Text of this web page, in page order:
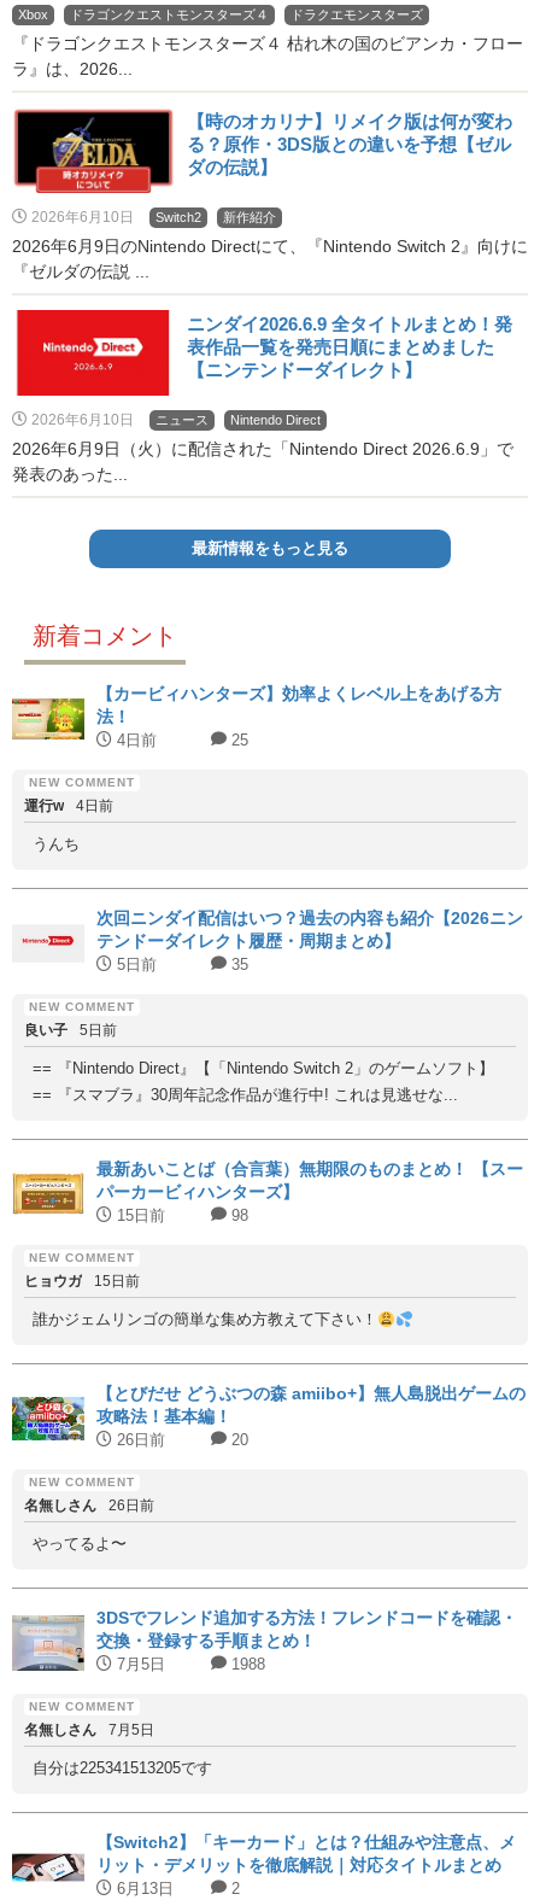
Xbox ドラゴンクエストモンスターズ４ ドラクエモンスターズ
『ドラゴンクエストモンスターズ４ 枯れ木の国のビアンカ・フロー
ラ』は、2026...
【時のオカリナ】リメイク版は何が変わ
る？原作・3DS版との違いを予想【ゼル
ダの伝説】
2026年6月10日 Switch2 新作紹介
2026年6月9日のNintendo Directにて、『Nintendo Switch 2』向けに
『ゼルダの伝説 ...
ニンダイ2026.6.9 全タイトルまとめ！発
表作品一覧を発売日順にまとめました
【ニンテンドーダイレクト】
2026年6月10日 ニュース Nintendo Direct
2026年6月9日（火）に配信された「Nintendo Direct 2026.6.9」で
発表のあった...
最新情報をもっと見る
新着コメント
【カービィハンターズ】効率よくレベル上をあげる方
法！
4日前 25
運行w 4日前
うんち
次回ニンダイ配信はいつ？過去の内容も紹介【2026ニン
テンドーダイレクト履歴・周期まとめ】
5日前 35
良い子 5日前
== 『Nintendo Direct』【「Nintendo Switch 2」のゲームソフト】
== 『スマブラ』30周年記念作品が進行中! これは見逃せな...
最新あいことば（合言葉）無期限のものまとめ！ 【スー
パーカービィハンターズ】
15日前 98
ヒョウガ 15日前
誰かジェムリンゴの簡単な集め方教えて下さい！
【とびだせ どうぶつの森 amiibo+】無人島脱出ゲームの
攻略法！基本編！
26日前 20
名無しさん 26日前
やってるよ〜
3DSでフレンド追加する方法！フレンドコードを確認・
交換・登録する手順まとめ！
7月5日 1988
名無しさん 7月5日
自分は225341513205です
【Switch2】「キーカード」とは？仕組みや注意点、メ
リット・デメリットを徹底解説｜対応タイトルまとめ
6月13日 2